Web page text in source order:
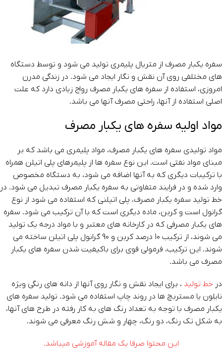
سفره یکبار مصرف از متریال پلیمری تولید می شود و توسط دستگاه
های مختلفی روی آن نقش و نگار ایجاد می شود. در زندگی مدرن
امروزی، استفاده از سفره های یکبار مصرف رواج زیادی دارد که علت
اصلی استفاده از آنها، راحتی مصرف آنها می باشد.
مواد اولیه سفره های یکبار مصرف
مواد تولیدی سفره های یکبار مصرف، مواد پلیمری می باشد که بر
مبنای مواد نفتی است. این نوع سفره ها از پلیمرهای پلی اتیلن همراه
با ترکیبات دیگری که به آنها اضافه می شود، به دستگاه مخصوص
وارد شده و در فرایند متفاوتی به سفره یکبار مصرف تبدیل می شود. در
خط تولید سفره یکبار مصرف، پلی اتیلنی که استفاده می شود از نوع
گرانول است و کربن، ماده دیگری است که با آن ترکیب می شود. سفره
های یکبار مصرفی که در کارخانه های معتبر و با مواد درجه یک تولید
می شوند، از ترکیب 10 درصد کربن و 90 گرانول پلی اتیلن ساخته می
شوند. این ترکیب، فرمولی قوی برای باکیفیت شدن سفره های یکبار
مصرف می باشد.
در خط تولید ، برای ایجاد نقش و نگار روی آنها از دانه های رنگی ویژه
نایلون یا مستربچ ها در روند چاپ استفاده می شود. تولید سفره های
یکبار مصرف با توجه به تعداد رنگ های به کار رفته در طرح های آنها،
به شکل تک رنگ، دو رنگ، چهار و شش رنگ معرفی می شوند.
این محتوا صرفا یک مقاله آموزشی میباشد.